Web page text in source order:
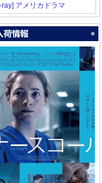
ray] アメリカドラマ